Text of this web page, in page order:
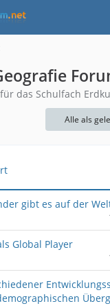
das Schulfach
Alle als
gibt es auf der
Global Player